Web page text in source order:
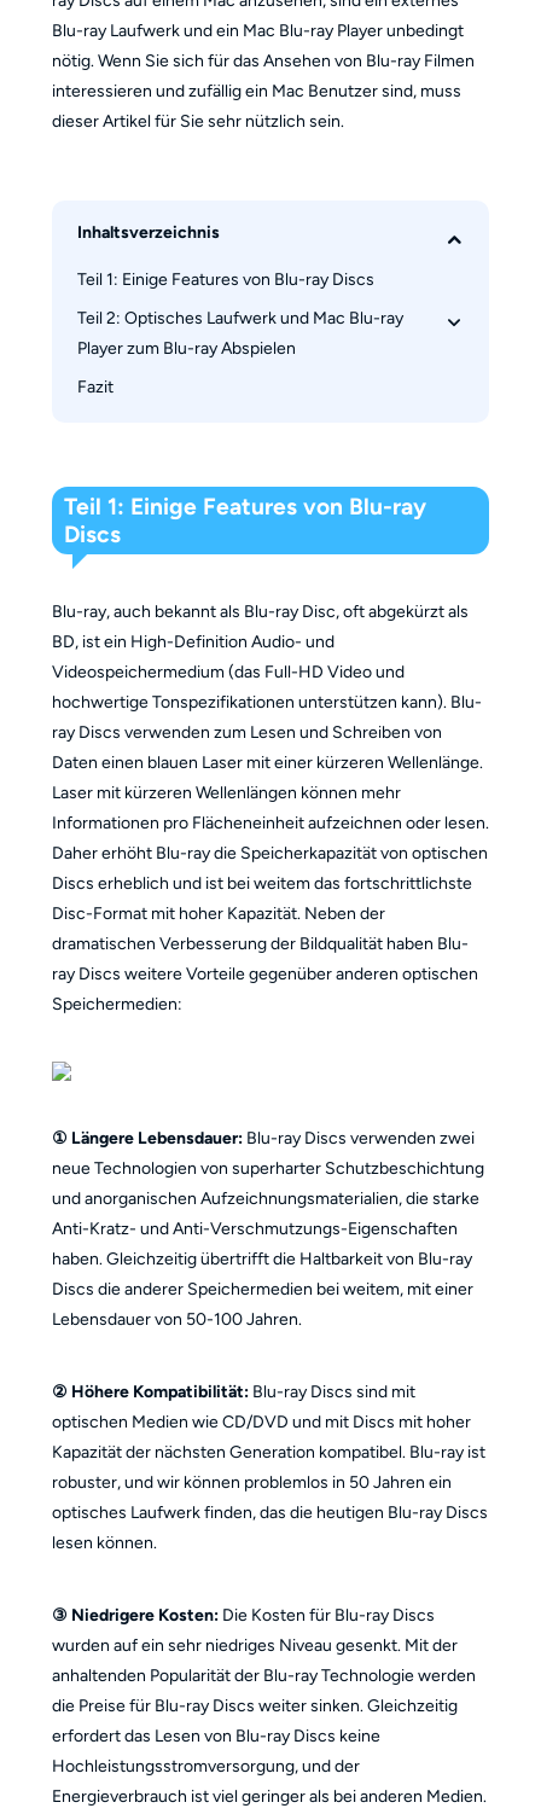
Blu-ray Laufwerk und ein Mac Blu-ray Player unbedingt
nötig. Wenn Sie sich für das Ansehen von Blu-ray Filmen
interessieren und zufällig ein Mac Benutzer sind, muss
dieser Artikel für Sie sehr nützlich sein.
Inhaltsverzeichnis
Teil 1: Einige Features von Blu-ray Discs
Teil 2: Optisches Laufwerk und Mac Blu-ray
Player zum Blu-ray Abspielen
2.1 Einführung von drei Blu-ray Laufwerke
Fazit
Teil 1: Einige Features von Blu-ray
Discs
Blu-ray, auch bekannt als Blu-ray Disc, oft abgekürzt als
BD, ist ein High-Definition Audio- und
Videospeichermedium (das Full-HD Video und
hochwertige Tonspezifikationen unterstützen kann). Blu-
ray Discs verwenden zum Lesen und Schreiben von
Daten einen blauen Laser mit einer kürzeren Wellenlänge.
Laser mit kürzeren Wellenlängen können mehr
Informationen pro Flächeneinheit aufzeichnen oder lesen.
Daher erhöht Blu-ray die Speicherkapazität von optischen
Discs erheblich und ist bei weitem das fortschrittlichste
Disc-Format mit hoher Kapazität. Neben der
dramatischen Verbesserung der Bildqualität haben Blu-
ray Discs weitere Vorteile gegenüber anderen optischen
Speichermedien:
① Längere Lebensdauer: Blu-ray Discs verwenden zwei
neue Technologien von superharter Schutzbeschichtung
und anorganischen Aufzeichnungsmaterialien, die starke
Anti-Kratz- und Anti-Verschmutzungs-Eigenschaften
haben. Gleichzeitig übertrifft die Haltbarkeit von Blu-ray
Discs die anderer Speichermedien bei weitem, mit einer
Lebensdauer von 50-100 Jahren.
② Höhere Kompatibilität: Blu-ray Discs sind mit
optischen Medien wie CD/DVD und mit Discs mit hoher
Kapazität der nächsten Generation kompatibel. Blu-ray ist
robuster, und wir können problemlos in 50 Jahren ein
optisches Laufwerk finden, das die heutigen Blu-ray Discs
lesen können.
③ Niedrigere Kosten: Die Kosten für Blu-ray Discs
wurden auf ein sehr niedriges Niveau gesenkt. Mit der
anhaltenden Popularität der Blu-ray Technologie werden
die Preise für Blu-ray Discs weiter sinken. Gleichzeitig
erfordert das Lesen von Blu-ray Discs keine
Hochleistungsstromversorgung, und der
Energieverbrauch ist viel geringer als bei anderen Medien.